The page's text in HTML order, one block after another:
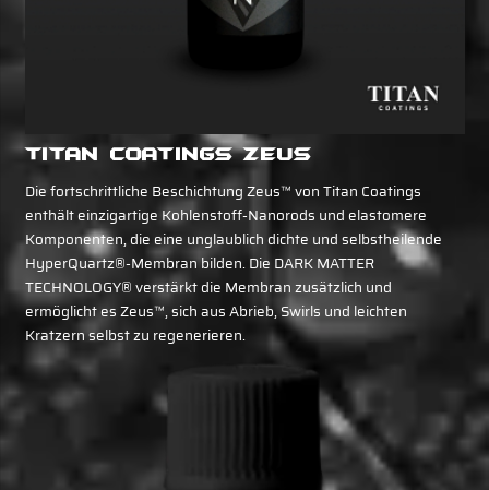
Titan Coatings Zeus
Die fortschrittliche Beschichtung Zeus™ von Titan Coatings
enthält einzigartige Kohlenstoff-Nanorods und elastomere
Komponenten, die eine unglaublich dichte und selbstheilende
HyperQuartz®-Membran bilden. Die DARK MATTER
TECHNOLOGY® verstärkt die Membran zusätzlich und
ermöglicht es Zeus™, sich aus Abrieb, Swirls und leichten
Kratzern selbst zu regenerieren.